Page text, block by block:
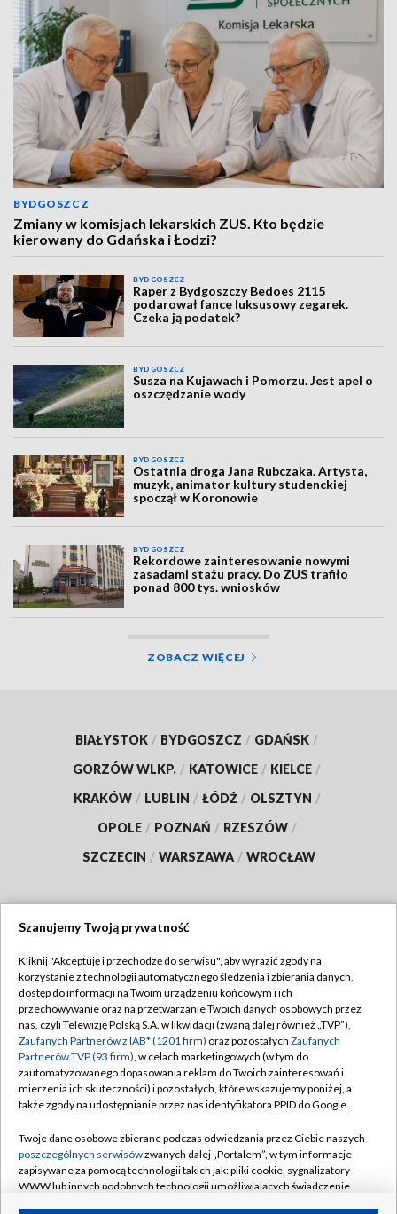
BYDGOSZCZ
Zmiany w komisjach lekarskich ZUS. Kto będzie
kierowany do Gdańska i Łodzi?
BYDGOSZCZ
Raper z Bydgoszczy Bedoes 2115
podarował fance luksusowy zegarek.
Czeka ją podatek?
BYDGOSZCZ
Susza na Kujawach i Pomorzu. Jest apel o
oszczędzanie wody
BYDGOSZCZ
Ostatnia droga Jana Rubczaka. Artysta,
muzyk, animator kultury studenckiej
spoczął w Koronowie
BYDGOSZCZ
Rekordowe zainteresowanie nowymi
zasadami stażu pracy. Do ZUS trafiło
ponad 800 tys. wniosków
ZOBACZ WIĘCEJ
BIAŁYSTOK / BYDGOSZCZ / GDAŃSK /
GORZÓW WLKP. / KATOWICE / KIELCE /
KRAKÓW / LUBLIN / ŁÓDŹ / OLSZTYN /
OPOLE / POZNAŃ / RZESZÓW /
SZCZECIN / WARSZAWA / WROCŁAW
TVP
Abonament TVP
Emisja w TVP
Centrum informacji TVP
Naziemna Telewizja Cyfrowa
Rada Programowa
System NOS
Informacje o nadawcy
Regulamin TVP
Polityka prywatności
Moje zgody
Pomoc
Kontakt
Szanujemy Twoją prywatność
Kliknij "Akceptuję i przechodzę do serwisu", aby wyrazić zgody na
korzystanie z technologii automatycznego śledzenia i zbierania danych,
dostęp do informacji na Twoim urządzeniu końcowym i ich
przechowywanie oraz na przetwarzanie Twoich danych osobowych przez
nas, czyli Telewizję Polską S.A. w likwidacji (zwaną dalej również „TVP”),
Zaufanych Partnerów z IAB* (1201 firm) oraz pozostałych Zaufanych
Partnerów TVP (93 firm), w celach marketingowych (w tym do
zautomatyzowanego dopasowania reklam do Twoich zainteresowań i
mierzenia ich skuteczności) i pozostałych, które wskazujemy poniżej, a
także zgody na udostępnianie przez nas identyfikatora PPID do Google.
Twoje dane osobowe zbierane podczas odwiedzania przez Ciebie naszych
poszczególnych serwisówzwanych dalej „Portalem”, w tym informacje
zapisywane za pomocą technologii takich jak: pliki cookie, sygnalizatory
WWW lub innych podobnych technologii umożliwiających świadczenie